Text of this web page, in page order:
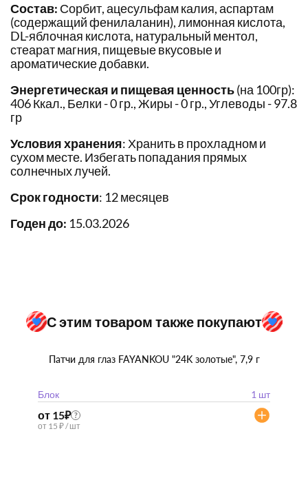
Состав: Сорбит, ацесульфам калия, аспартам
(содержащий фенилаланин), лимонная кислота,
DL-яблочная кислота, натуральный ментол,
стеарат магния, пищевые вкусовые и
ароматические добавки.
Энергетическая и пищевая ценность(на 100гр):
406 Ккал., Белки - 0 гр., Жиры - 0 гр., Углеводы - 97.8
гр
Условия хранения: Хранить в прохладном и
сухом месте. Избегать попадания прямых
солнечных лучей.
Срок годности: 12 месяцев
Годен до: 15.03.2026
С этим товаром также покупают
Патчи для глаз FAYANKOU "24K золотые", 7,9 г
Блок 1 шт
от 15₽ ?
от 15 ₽ / шт